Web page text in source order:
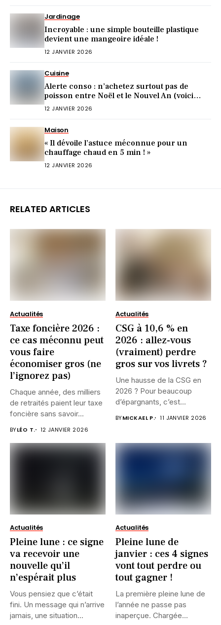
Jardinage
Incroyable : une simple bouteille plastique
devient une mangeoire idéale !
12 JANVIER 2026
Cuisine
Alerte conso : n’achetez surtout pas de
poisson entre Noël et le Nouvel An (voici
pourquoi)
12 JANVIER 2026
Maison
« Il dévoile l’astuce méconnue pour un
chauffage chaud en 5 min ! »
12 JANVIER 2026
RELATED ARTICLES
Actualités
Taxe foncière 2026 :
ce cas méconnu peut
vous faire
économiser gros (ne
l’ignorez pas)
Chaque année, des milliers
de retraités paient leur taxe
foncière sans savoir...
BYLÉO T. 12 JANVIER 2026
Actualités
CSG à 10,6 % en
2026 : allez-vous
(vraiment) perdre
gros sur vos livrets ?
Une hausse de la CSG en
2026 ? Pour beaucoup
d’épargnants, c’est...
BYMICKAEL P. 11 JANVIER 2026
Actualités
Pleine lune : ce signe
va recevoir une
nouvelle qu’il
n’espérait plus
Vous pensiez que c’était
fini. Un message qui n’arrive
jamais, une situation...
Actualités
Pleine lune de
janvier : ces 4 signes
vont tout perdre ou
tout gagner !
La première pleine lune de
l’année ne passe pas
inaperçue. Chargée